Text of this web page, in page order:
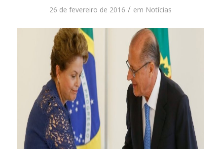
26 de fevereiro de 2016 / em Notícias